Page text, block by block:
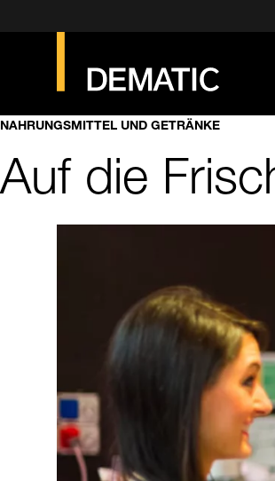
NAHRUNGSMITTEL UND GETRÄNKE
Auf die